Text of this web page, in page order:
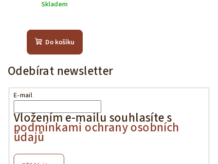
Skladem
Do košíku
Odebírat newsletter
E-mail
Vložením e-mailu souhlasíte s
podmínkami ochrany osobních
údajů